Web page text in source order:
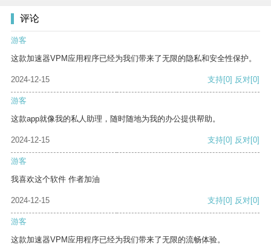
评论
游客
这款加速器VPM应用程序已经为我们带来了无限的隐私和安全性保护。
2024-12-15 支持[0] 反对[0]
游客
这款app就像我的私人助理，随时随地为我的办公提供帮助。
2024-12-15 支持[0] 反对[0]
游客
我喜欢这个软件 作者加油
2024-12-15 支持[0] 反对[0]
游客
这款加速器VPM应用程序已经为我们带来了无限的流畅体验。